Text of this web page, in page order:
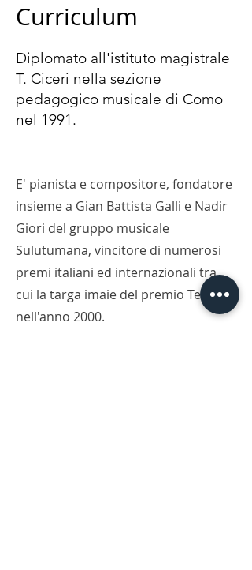
Curriculum
Diplomato all'istituto magistrale
T. Ciceri nella sezione
pedagogico musicale di Como
nel 1991.
E' pianista e compositore, fondatore
insieme a Gian Battista Galli e Nadir
Giori del gruppo musicale
Sulutumana, vincitore di numerosi
premi italiani ed internazionali tra
cui la targa imaie del premio Tenco
nell'anno 2000.